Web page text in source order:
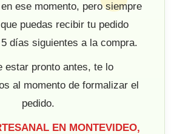
ese momento, pero siempre
puedas recibir tu pedido
días siguientes a la compra.
estar pronto antes, te lo
al momento de formalizar el
pedido.
EN MONTEVIDEO,